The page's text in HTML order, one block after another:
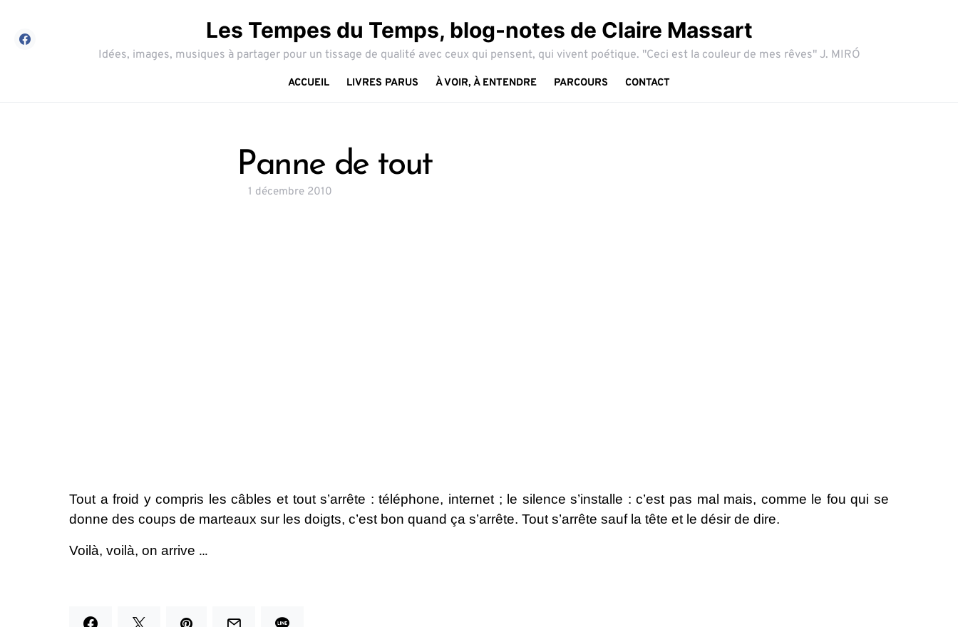
Les Tempes du Temps, blog-notes de Claire Massart
Idées, images, musiques à partager pour un tissage de qualité avec ceux qui pensent, qui vivent poétique. "Ceci est la couleur de mes rêves" J. MIRÓ
ACCUEIL LIVRES PARUS À VOIR, À ENTENDRE PARCOURS CONTACT
Panne de tout
1 décembre 2010
Tout a froid y compris les câbles et tout s’arrête : téléphone, internet ; le silence s’installe : c’est pas mal mais, comme le fou qui se
donne des coups de marteaux sur les doigts, c’est bon quand ça s’arrête. Tout s’arrête sauf la tête et le désir de dire.
Voilà, voilà, on arrive …